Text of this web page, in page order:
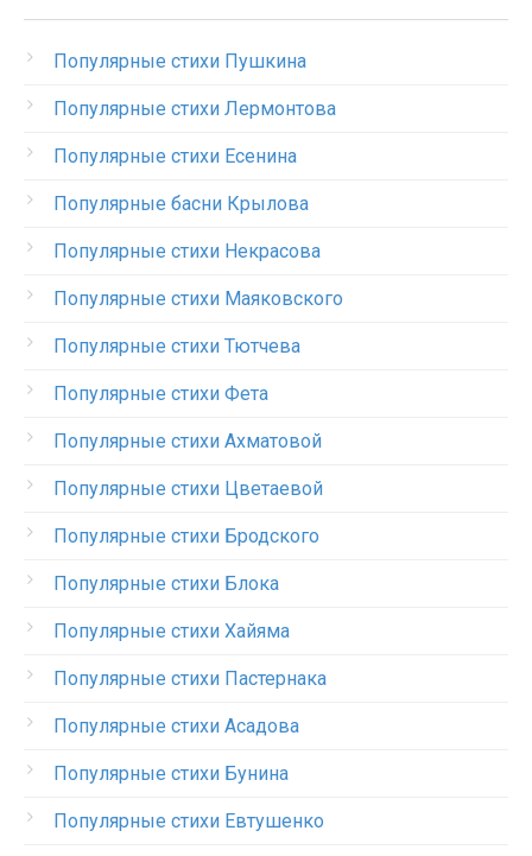
Популярные стихи Пушкина
Популярные стихи Лермонтова
Популярные стихи Есенина
Популярные басни Крылова
Популярные стихи Некрасова
Популярные стихи Маяковского
Популярные стихи Тютчева
Популярные стихи Фета
Популярные стихи Ахматовой
Популярные стихи Цветаевой
Популярные стихи Бродского
Популярные стихи Блока
Популярные стихи Хайяма
Популярные стихи Пастернака
Популярные стихи Асадова
Популярные стихи Бунина
Популярные стихи Евтушенко